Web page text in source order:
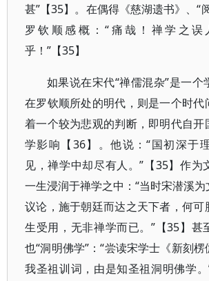
甚”【35】。在偶得《慈湖遗书》、“
罗钦顺感概：“痛哉！禅学之误
乎！”【35】
如果说在宋代“禅儒混杂”是一个
在罗钦顺所处的明代，则是一个时代
着一个较为悲观的判断，即明代自开
学影响【36】。他说：“国初深于
见，禅学中却尽有人。”【35】作为
一生浸润于禅学之中：“当时宋潜溪
议论，施于朝廷而达之天下者，何可
生受用，无非禅学而已。”【35】甚
也“洞明佛学”：“尝读宋学士《新刻
我圣祖训词，由是知圣祖洞明佛学